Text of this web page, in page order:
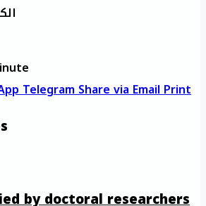
TelegramShare via EmailPrint
by doctoral researchers